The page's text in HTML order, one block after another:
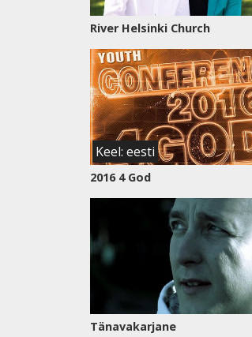
River Helsinki Church
Vaata
saadet
Keel: eesti
2016 4 God
Tänavakarjane